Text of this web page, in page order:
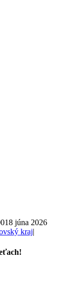
18 júna 2026
kraj|